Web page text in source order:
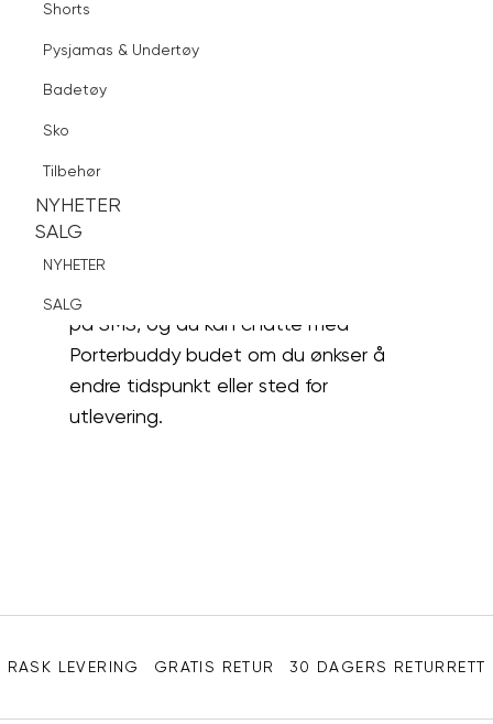
Sko
Tilbehør
NYHETER
SALG
NYHETER
SALG
Shorts
Pysjamas & Undertøy
Badetøy
Sko
Tilbehør
NYHETER
SALG
NYHETER
SALG
Kundeservice
Hvordan spore
pakke med
Porterbuddy?
Alle varer kan spores ved en link sendt
på SMS, og du kan chatte med
Porterbuddy budet om du ønkser å
endre tidspunkt eller sted for
utlevering.
Sidebunn
RASK LEVERING GRATIS RETUR 30 DAGERS RETURRETT